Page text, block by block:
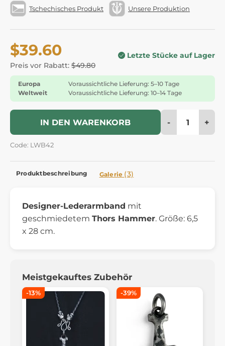
Tschechisches Produkt Unsere Produktion
$39.60
Preis vor Rabatt: $49.80
Letzte Stücke auf Lager
Europa
Voraussichtliche Lieferung: 5–10 Tage
Weltweit
Voraussichtliche Lieferung: 10–14 Tage
IN DEN WARENKORB - +
Code: LWB42
Produktbeschreibung Galerie (3)
Designer-Lederarmband mit
geschmiedetem Thors Hammer. Größe: 6,5
x 28 cm.
Meistgekauftes Zubehör
-13% -39%